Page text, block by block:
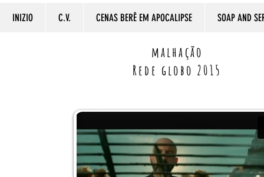
INIZIO C.V. CENAS BERÊ EM APOCALIPSE SOAP AND
malhação
Rede globo 2015